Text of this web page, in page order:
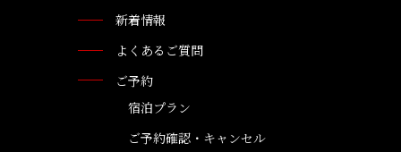
新着情報
よくあるご質問
ご予約
宿泊プラン
ご予約確認・キャンセル